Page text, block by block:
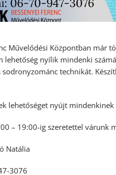
Művelődési Központban már
lehetőség nyílik mindenki
sodronyzománc technikát.
lehetőséget nyújt
– 19:00-ig szeretettel várunk
Natália
3076